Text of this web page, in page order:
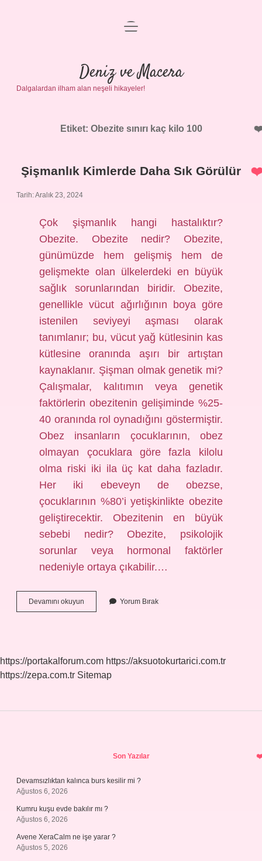
Anasayfa
Gizlilik Politikası
Yasal Uyarı
menüyü
Deniz ve Macera
Dalgalardan ilham alan neşeli hikayeler!
Etiket: Obezite sınırı kaç kilo 100
Şişmanlık Kimlerde Daha Sık Görülür
Tarih: Aralık 23, 2024
Çok şişmanlık hangi hastalıktır?
Obezite. Obezite nedir? Obezite,
günümüzde hem gelişmiş hem de
gelişmekte olan ülkelerdeki en büyük
sağlık sorunlarından biridir. Obezite,
genellikle vücut ağırlığının boya göre
istenilen seviyeyi aşması olarak
tanımlanır; bu, vücut yağ kütlesinin kas
kütlesine oranında aşırı bir artıştan
kaynaklanır. Şişman olmak genetik mi?
Çalışmalar, kalıtımın veya genetik
faktörlerin obezitenin gelişiminde %25-
40 oranında rol oynadığını göstermiştir.
Obez insanların çocuklarının, obez
olmayan çocuklara göre fazla kilolu
olma riski iki ila üç kat daha fazladır.
Her iki ebeveyn de obezse,
çocuklarının %80’i yetişkinlikte obezite
geliştirecektir. Obezitenin en büyük
sebebi nedir? Obezite, psikolojik
sorunlar veya hormonal faktörler
nedeniyle ortaya çıkabilir.…
Devamını okuyun Şişmanlık
Kimlerde
Yorum Bırak
https://portakalforum.com https://aksuotokurtarici.com.tr
https://zepa.com.tr Sitemap
Son Yazılar
Devamsızlıktan kalınca burs kesilir mi ?
Ağustos 6, 2026
Kumru kuşu evde bakılır mı ?
Ağustos 6, 2026
Avene XeraCalm ne işe yarar ?
Ağustos 5, 2026